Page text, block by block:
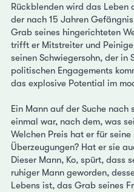
Rückblenden wird das Leben
der nach 15 Jahren
Grab seines hingerichteten
trifft er Mitstreiter und
seinen Schwiegersohn, der in
politischen Engagements
das explosive Potential im
Ein Mann auf der Suche
einmal war, nach dem, was
Welchen Preis hat er für
Überzeugungen? Hat er sie
Dieser Mann, Ko, spürt, dass
ruhiger Mann geworden,
Lebens ist, das Grab seines